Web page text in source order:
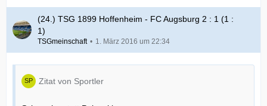
(24.) TSG 1899 Hoffenheim - FC Augsburg 2 : 1 (1 :
1)
TSGmeinschaft 1. März 2016 um 22:34
Zitat von Sportler